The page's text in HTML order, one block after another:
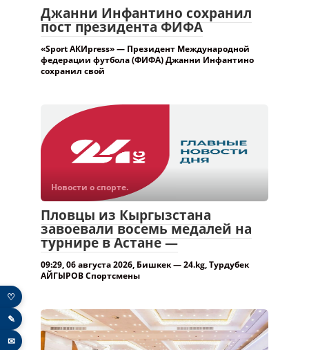
Джанни Инфантино сохранил
пост президента ФИФА
«Sport АКИpress» — Президент Международной
федерации футбола (ФИФА) Джанни Инфантино
сохранил свой
Новости о спорте.
Пловцы из Кыргызстана
завоевали восемь медалей на
турнире в Астане —
09:29, 06 августа 2026, Бишкек — 24.kg, Турдубек
АЙГЫРОВ Спортсмены
♡
✎
✉